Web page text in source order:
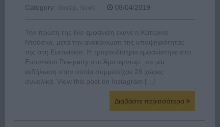
Category: Gossip News 08/04/2019
Την πρώτη της live εμφάνιση έκανε η Κατερίνα
Ντούσκα, μετά την ανακοίνωση της υποψηφιότητάς
της στη Eurovision. Η τραγουδίστρια εμφανίστηκε στο
Eurovision Pre-party στο Άμστερνταμ , σε μία
εκδήλωση στην οποία συμμετείχαν 28 χώρες
συνολικά. View this post on Instagram […]
Διαβάστε περισσότερα